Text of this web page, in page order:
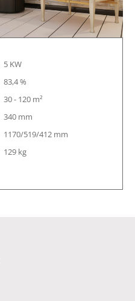
5 KW
83,4 %
30 - 120 m²
340 mm
1170/519/412 mm
129 kg